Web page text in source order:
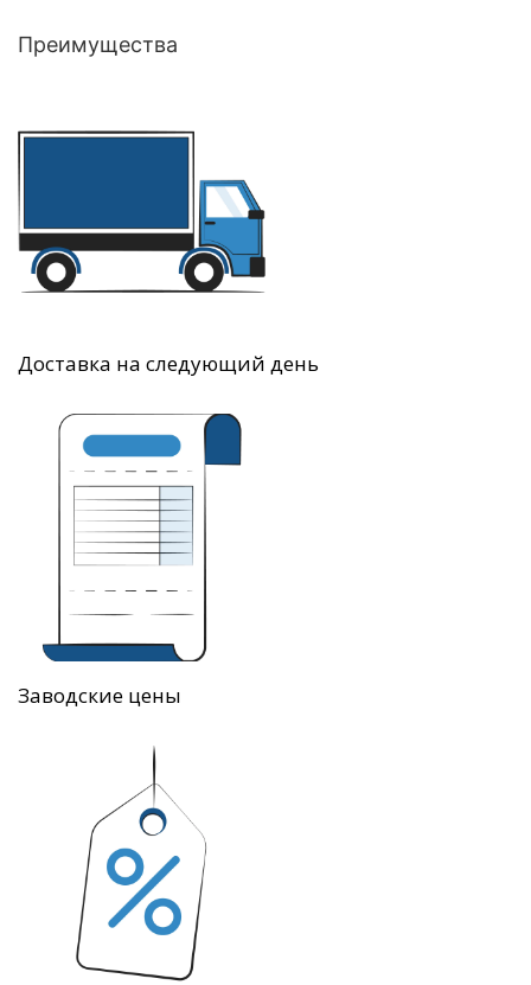
Преимущества
Доставка на следующий день
Заводские цены